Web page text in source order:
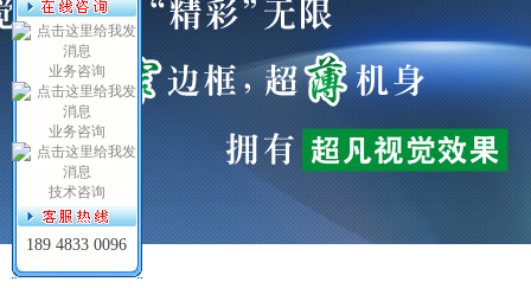
业务咨询
业务咨询
技术咨询
189 4833 0096